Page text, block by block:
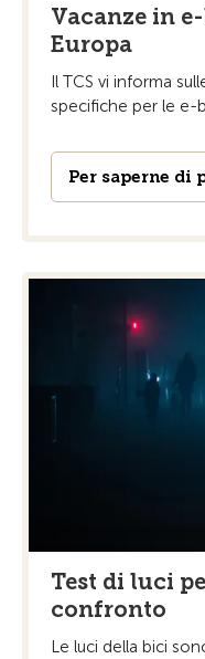
Vacanze in
Europa
Il TCS vi informa
specifiche per le e-
Per saperne di
Test di luci
confronto
Le luci della bici